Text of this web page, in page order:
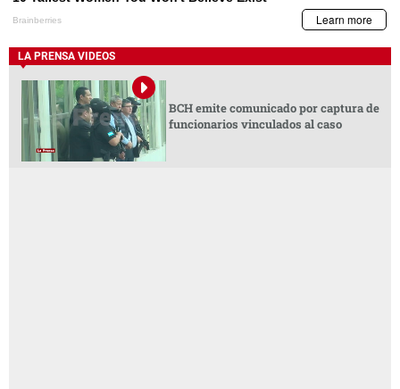
LA PRENSA VIDEOS
BCH emite comunicado por captura de
funcionarios vinculados al caso